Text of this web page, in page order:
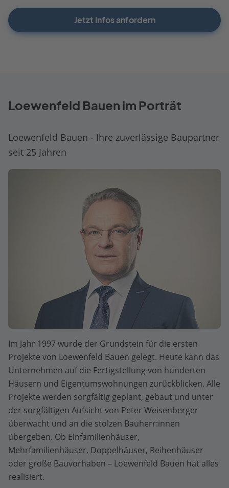
Jetzt Infos anfordern
Loewenfeld Bauen im Porträt
Loewenfeld Bauen - Ihre zuverlässige Baupartner
seit 25 Jahren
Im Jahr 1997 wurde der Grundstein für die ersten
Projekte von Loewenfeld Bauen gelegt. Heute kann das
Unternehmen auf die Fertigstellung von hunderten
Häusern und Eigentumswohnungen zurückblicken. Alle
Projekte werden sorgfältig geplant, gebaut und unter
der sorgfältigen Aufsicht von Peter Weisenberger
überwacht und an die stolzen Bauherr:innen
übergeben. Ob Einfamilienhäuser,
Mehrfamilienhäuser, Doppelhäuser, Reihenhäuser
oder große Bauvorhaben – Loewenfeld Bauen hat alles
realisiert.